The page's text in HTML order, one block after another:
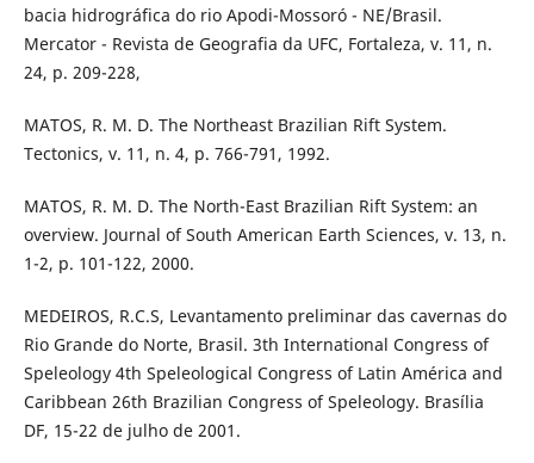
bacia hidrográfica do rio Apodi-Mossoró - NE/Brasil.
Mercator - Revista de Geografia da UFC, Fortaleza, v. 11, n.
24, p. 209-228,
MATOS, R. M. D. The Northeast Brazilian Rift System.
Tectonics, v. 11, n. 4, p. 766-791, 1992.
MATOS, R. M. D. The North-East Brazilian Rift System: an
overview. Journal of South American Earth Sciences, v. 13, n.
1-2, p. 101-122, 2000.
MEDEIROS, R.C.S, Levantamento preliminar das cavernas do
Rio Grande do Norte, Brasil. 3th International Congress of
Speleology 4th Speleological Congress of Latin América and
Caribbean 26th Brazilian Congress of Speleology. Brasília
DF, 15-22 de julho de 2001.